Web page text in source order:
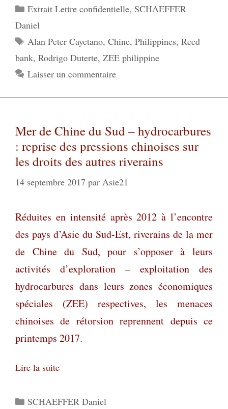
Catégories
Extrait Lettre confidentielle, SCHAEFFER
Daniel
Étiquettes
Alan Peter Cayetano, Chine, Philippines, Reed
bank, Rodrigo Duterte, ZEE philippine
Laisser un commentaire
Mer de Chine du Sud – hydrocarbures
: reprise des pressions chinoises sur
les droits des autres riverains
14 septembre 2017 par Asie21
Réduites en intensité après 2012 à l’encontre
des pays d’Asie du Sud-Est, riverains de la mer
de Chine du Sud, pour s’opposer à leurs
activités d’exploration – exploitation des
hydrocarbures dans leurs zones économiques
spéciales (ZEE) respectives, les menaces
chinoises de rétorsion reprennent depuis ce
printemps 2017.
Lire la suite
Catégories
SCHAEFFER Daniel